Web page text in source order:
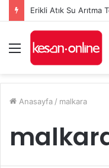
Menü
Anasayfa / malkara